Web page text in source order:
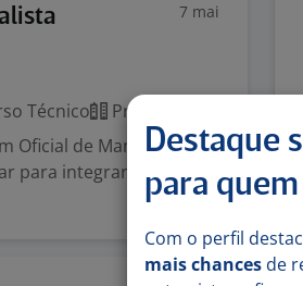
7 mai
Técnico
Presencial
Oficial de Manutenção
para integrar nossa
Destaque
para
Com o perfil
mais chances de